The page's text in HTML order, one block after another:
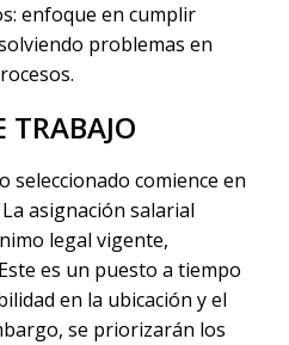
enfoque en cumplir
problemas en
TRABAJO
seleccionado comience en
asignación salarial
legal vigente,
es un puesto a tiempo
en la ubicación y el
se priorizarán los